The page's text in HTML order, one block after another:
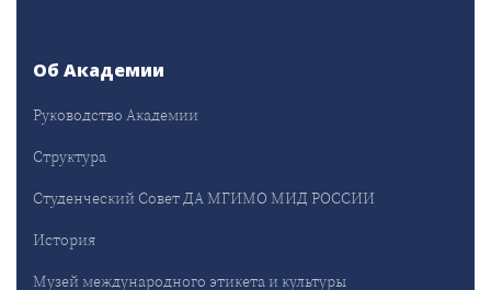
Об Академии
Руководство Академии
Структура
Студенческий Совет ДА МГИМО МИД РОССИИ
История
Музей международного этикета и культуры